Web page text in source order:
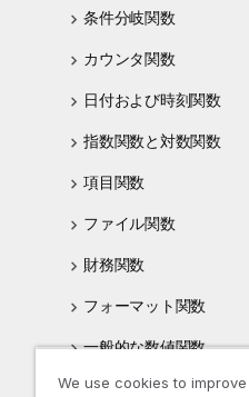
条件分岐関数
カウンタ関数
日付および時刻関数
指数関数と対数関数
項目関数
ファイル関数
財務関数
フォーマット関数
一般的な数値関数
地理空間関数
We use cookies to